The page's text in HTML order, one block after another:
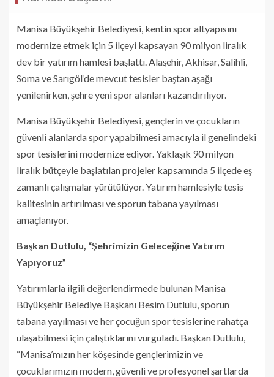
Manisa Büyükşehir Belediyesi, kentin spor altyapısını
modernize etmek için 5 ilçeyi kapsayan 90 milyon liralık
dev bir yatırım hamlesi başlattı. Alaşehir, Akhisar, Salihli,
Soma ve Sarıgöl’de mevcut tesisler baştan aşağı
yenilenirken, şehre yeni spor alanları kazandırılıyor.
Manisa Büyükşehir Belediyesi, gençlerin ve çocukların
güvenli alanlarda spor yapabilmesi amacıyla il genelindeki
spor tesislerini modernize ediyor. Yaklaşık 90 milyon
liralık bütçeyle başlatılan projeler kapsamında 5 ilçede eş
zamanlı çalışmalar yürütülüyor. Yatırım hamlesiyle tesis
kalitesinin artırılması ve sporun tabana yayılması
amaçlanıyor.
Başkan Dutlulu, “Şehrimizin Geleceğine Yatırım
Yapıyoruz”
Yatırımlarla ilgili değerlendirmede bulunan Manisa
Büyükşehir Belediye Başkanı Besim Dutlulu, sporun
tabana yayılması ve her çocuğun spor tesislerine rahatça
ulaşabilmesi için çalıştıklarını vurguladı. Başkan Dutlulu,
“Manisa’mızın her köşesinde gençlerimizin ve
çocuklarımızın modern, güvenli ve profesyonel şartlarda